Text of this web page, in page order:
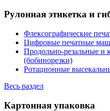
Рулонная этикетка и
Флексографические
Цифровые печатные
Продольно-резальные и
(бобинорезки)
Ротационные
Весь раздел
Картонная упаковка